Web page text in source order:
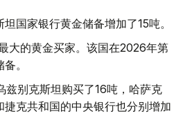
国家银行黄金储备增加了15吨。
大的黄金买家。该国在2026年第
。
兹别克斯坦购买了16吨，哈萨克
捷克共和国的中央银行也分别增加